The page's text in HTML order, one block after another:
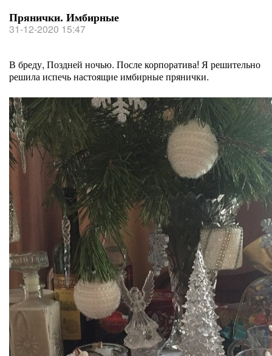
Прянички. Имбирные
31-12-2020 15:47
В бреду, Поздней ночью. После корпоратива! Я решительно
решила испечь настоящие имбирные прянички.